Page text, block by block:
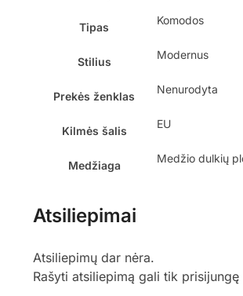
Tipas
Komodos
Stilius
Modernus
Prekės ženklas
Nenurodyta
Kilmės šalis
EU
Medžiaga
Medžio dulkių
Atsiliepimai
Atsiliepimų dar nėra.
Rašyti atsiliepimą gali tik